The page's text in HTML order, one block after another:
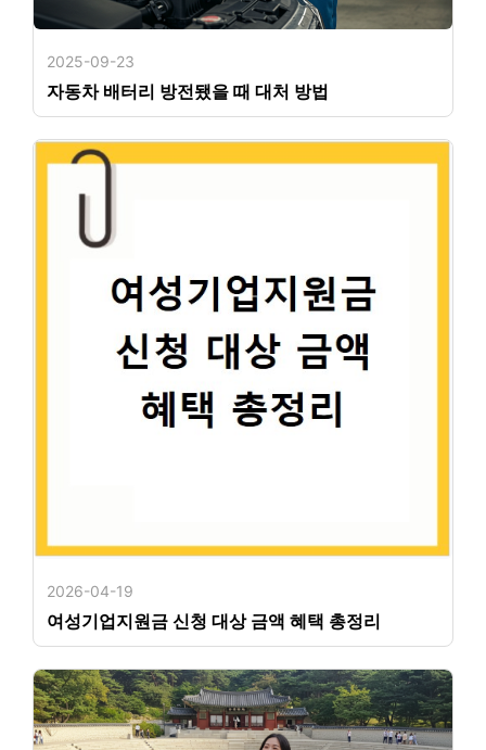
2025-09-23
자동차 배터리 방전됐을 때 대처 방법
2026-04-19
여성기업지원금 신청 대상 금액 혜택 총정리